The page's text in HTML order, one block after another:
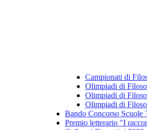
Campionati di
Olimpiadi di
Olimpiadi di
Olimpiadi di
Bando Concorso Scuole
Premio letterario "I